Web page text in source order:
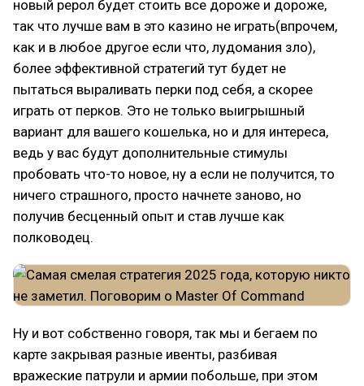
новый рерол будет стоить все дороже и дороже,
так что лучше вам в это казино не играть(впрочем,
как и в любое другое если что, лудомания зло),
более эффективной стратегий тут будет не
пытаться выраливать перки под себя, а скорее
играть от перков. Это не только выигрышный
вариант для вашего кошелька, но и для интереса,
ведь у вас будут дополнительные стимулы
пробовать что-то новое, ну а если не получится, то
ничего страшного, просто начнете заново, но
получив бесценный опыт и став лучше как
полководец.
Ну и вот собственно говоря, так мы и бегаем по
карте закрывая разные ивенты, разбивая
вражеские патрули и армии побольше, при этом